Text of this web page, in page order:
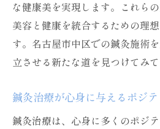
な健康美を実現します。これら
美容と健康を統合するための理
す。名古屋市中区での鍼灸施術
立させる新たな道を見つけてみ
鍼灸治療が心身に与えるポジ
鍼灸治療は、心身に多くのポジ